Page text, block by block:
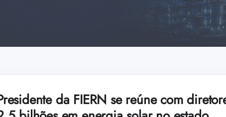
da FIERN se reúne com